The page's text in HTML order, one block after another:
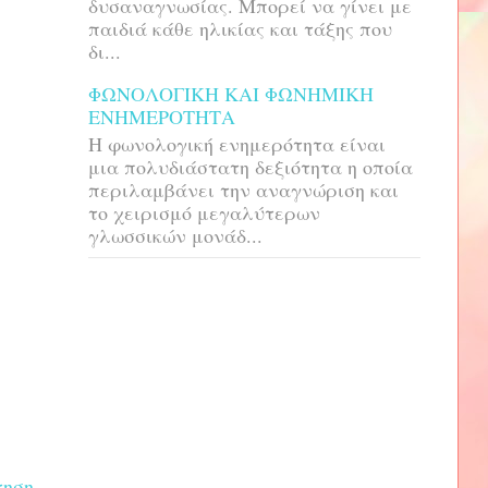
δυσαναγνωσίας. Μπορεί να γίνει με
παιδιά κάθε ηλικίας και τάξης που
δι...
ΦΩΝΟΛΟΓΙΚΗ ΚΑΙ ΦΩΝΗΜΙΚΗ
ΕΝΗΜΕΡΟΤΗΤΑ
H φωνολογική ενημερότητα είναι
μια πολυδιάστατη δεξιότητα η οποία
περιλαμβάνει την αναγνώριση και
το χειρισμό μεγαλύτερων
γλωσσικών μονάδ...